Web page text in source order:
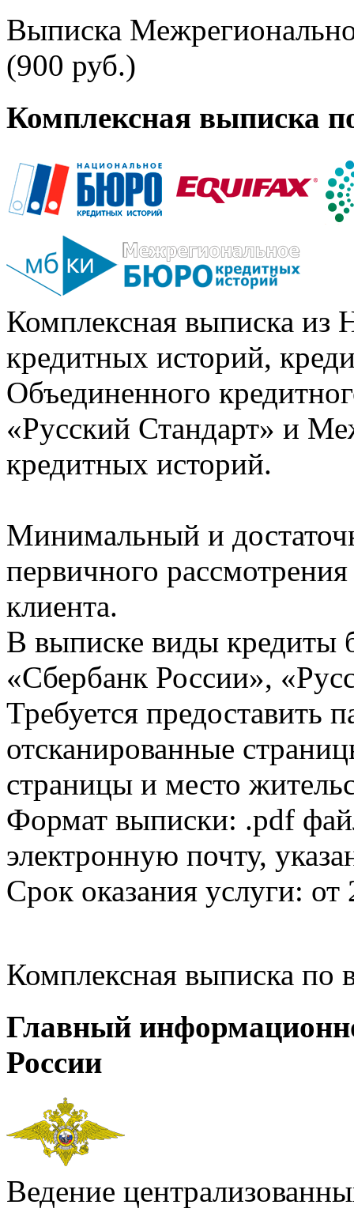
Выписка
(900 руб.)
Комплексная выписка
Комплексная выписка из
кредитных историй,
Объединенного
«Русский Стандарт» и
кредитных историй.
Минимальный и
первичного
клиента.
В выписке виды кредиты
«Сбербанк России»,
Требуется предоставить
отсканированные
страницы и место
Формат выписки: .pdf
электронную почту,
Срок оказания услуги: от
Комплексная выписка
Главный
России
Ведение